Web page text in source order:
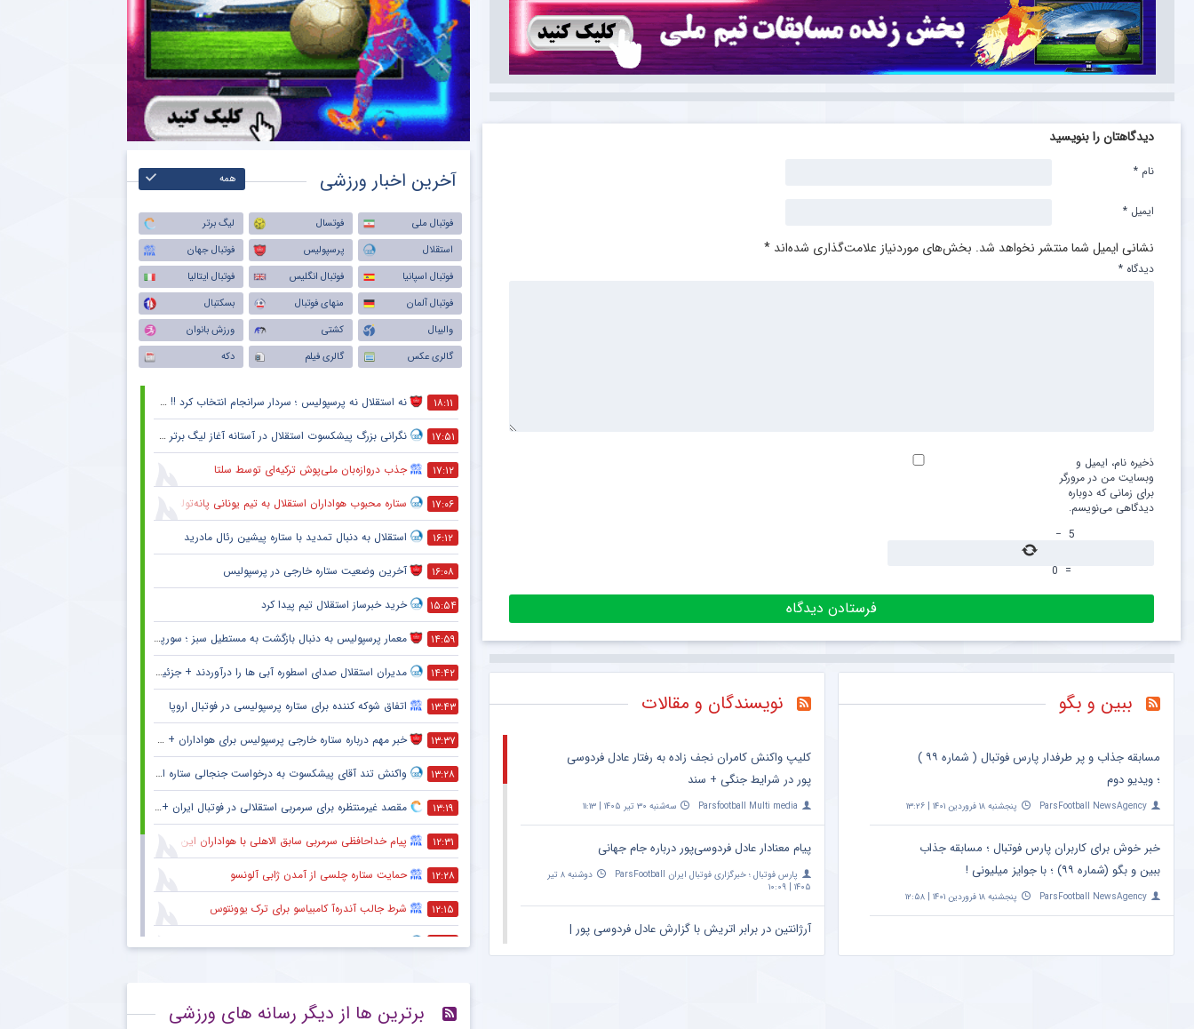
دیدگاهتان را بنویسید
نشانی ایمیل شما منتشر نخواهد شد. بخش‌های موردنیاز علامت‌گذاری شده‌اند *
دیدگاه *
نام *
ایمیل *
ذخیره نام، ایمیل و
وبسایت من در مرورگر
برای زمانی که دوباره
دیدگاهی می‌نویسم.
5
−
=
0
ببین و بگو
مسابقه جذاب و پر طرفدار پارس فوتبال ( شماره ۹۹ )
؛ ویدیو دوم
ParsFootball NewsAgency پنجشنبه ۱۸ فروردین ۱۴۰۱ | ۱۳:۲۶
خبر خوش برای کاربران پارس فوتبال ؛ مسابقه جذاب
ببین و بگو (شماره ۹۹) ؛ با جوایز میلیونی !
ParsFootball NewsAgency پنجشنبه ۱۸ فروردین ۱۴۰۱ | ۱۲:۵۸
نویسندگان و مقالات
کلیپ واکنش کامران نجف زاده به رفتار عادل فردوسی
پور در شرایط جنگی + سند
Parsfootball Multi media سه‌شنبه ۳۰ تیر ۱۴۰۵ | ۱۱:۱۳
پیام معنادار عادل فردوسی‌پور درباره جام جهانی
پارس فوتبال ؛ خبرگزاری فوتبال ایران ParsFootball
دوشنبه ۸ تیر
۱۴۰۵ | ۱۰:۰۹
آرژانتین در برابر اتریش با گزارش عادل فردوسی پور |
امشب ساعت ۲۰:۳۰ – پخش زنده در اپارات اسپرت
آخرین اخبار ورزشی همه
فوتبال ملی فوتسال
لیگ برتر
استقلال
پرسپولیس
فوتبال جهان
فوتبال اسپانیا
فوتبال انگلیس
فوتبال ایتالیا
فوتبال آلمان
منهای فوتبال
بسکتبال
والیبال
کشتی
ورزش بانوان
گالری عکس
گالری فیلم دکه
۱۸:۱۱ نه استقلال نه پرسپولیس ؛ سردار سرانجام انتخاب کرد !! + جزئیات
۱۷:۵۱ نگرانی بزرگ پیشکسوت استقلال در آستانه آغاز لیگ برتر + جزئیات
۱۷:۱۲ جذب دروازه‌بان ملی‌پوش ترکیه‌ای توسط سلتا
۱۷:۰۶ ستاره محبوب هواداران استقلال به تیم یونانی پانه‌تولیکوس پیوست
۱۶:۱۲ استقلال به دنبال تمدید با ستاره پیشین رئال مادرید
۱۶:۰۸ آخرین وضعیت ستاره خارجی در پرسپولیس
۱۵:۵۴ خرید خبرساز استقلال تیم پیدا کرد
۱۴:۵۹ معمار پرسپولیس به دنبال بازگشت به مستطیل سبز ؛ سورپرایز بزرگ در راه است ؟ + جزئیات
۱۴:۴۲ مدیران استقلال صدای اسطوره آبی ها را درآوردند + جزئیات
۱۳:۴۳ اتفاق شوکه کننده برای ستاره پرسپولیسی در فوتبال اروپا
۱۳:۳۷ خبر مهم درباره ستاره خارجی پرسپولیس برای هواداران + جزئیات
۱۳:۲۸ واکنش تند آقای پیشکسوت به درخواست جنجالی ستاره استقلال + جزئیات
۱۳:۱۹ مقصد غیرمنتظره برای سرمربی استقلالی در فوتبال ایران + جزئیات
۱۲:۳۱ پیام خداحافظی سرمربی سابق الاهلی با هواداران این باشگاه
۱۲:۲۸ حمایت ستاره چلسی از آمدن ژابی آلونسو
۱۲:۱۵ شرط جالب آندره‌آ کامبیاسو برای ترک یوونتوس
۱۲:۱۰
۱۲:۰۰ پایان همکاری رضاییان با استقلال و آغاز مسیر تازه
برترین ها از دیگر رسانه های ورزشی